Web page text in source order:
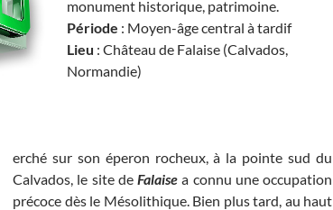
monument historique, patrimoine.
Période : Moyen-âge central à tardif
Lieu : Château de Falaise (Calvados,
Normandie)
erché sur son éperon rocheux, à la pointe sud du
Calvados, le site de Falaise a connu une occupation
précoce dès le Mésolithique. Bien plus tard, au haut